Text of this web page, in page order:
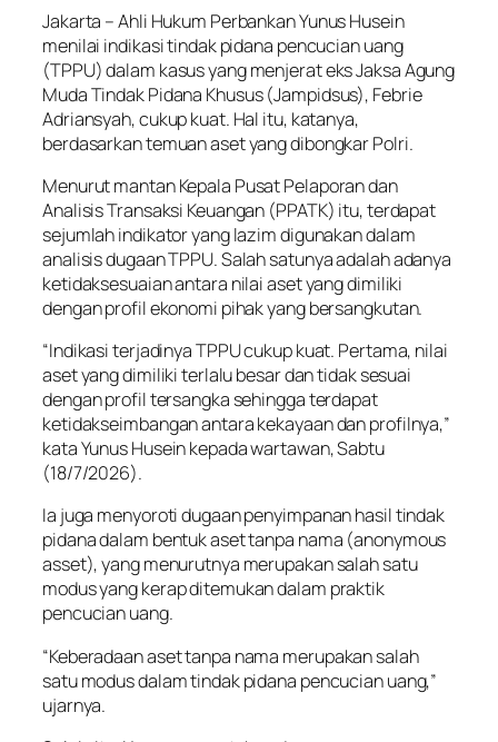
Jakarta – Ahli Hukum Perbankan Yunus Husein
menilai indikasi tindak pidana pencucian uang
(TPPU) dalam kasus yang menjerat eks Jaksa Agung
Muda Tindak Pidana Khusus (Jampidsus), Febrie
Adriansyah, cukup kuat. Hal itu, katanya,
berdasarkan temuan aset yang dibongkar Polri.
Menurut mantan Kepala Pusat Pelaporan dan
Analisis Transaksi Keuangan (PPATK) itu, terdapat
sejumlah indikator yang lazim digunakan dalam
analisis dugaan TPPU. Salah satunya adalah adanya
ketidaksesuaian antara nilai aset yang dimiliki
dengan profil ekonomi pihak yang bersangkutan.
“Indikasi terjadinya TPPU cukup kuat. Pertama, nilai
aset yang dimiliki terlalu besar dan tidak sesuai
dengan profil tersangka sehingga terdapat
ketidakseimbangan antara kekayaan dan profilnya,”
kata Yunus Husein kepada wartawan, Sabtu
(18/7/2026).
Ia juga menyoroti dugaan penyimpanan hasil tindak
pidana dalam bentuk aset tanpa nama (anonymous
asset), yang menurutnya merupakan salah satu
modus yang kerap ditemukan dalam praktik
pencucian uang.
“Keberadaan aset tanpa nama merupakan salah
satu modus dalam tindak pidana pencucian uang,”
ujarnya.